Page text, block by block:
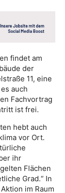
findet am
der
11, eine
auch
Fachvortrag
ist frei.
hebt auch
vor Ort.
ihr
Flächen
Grad.“ In
im Raum